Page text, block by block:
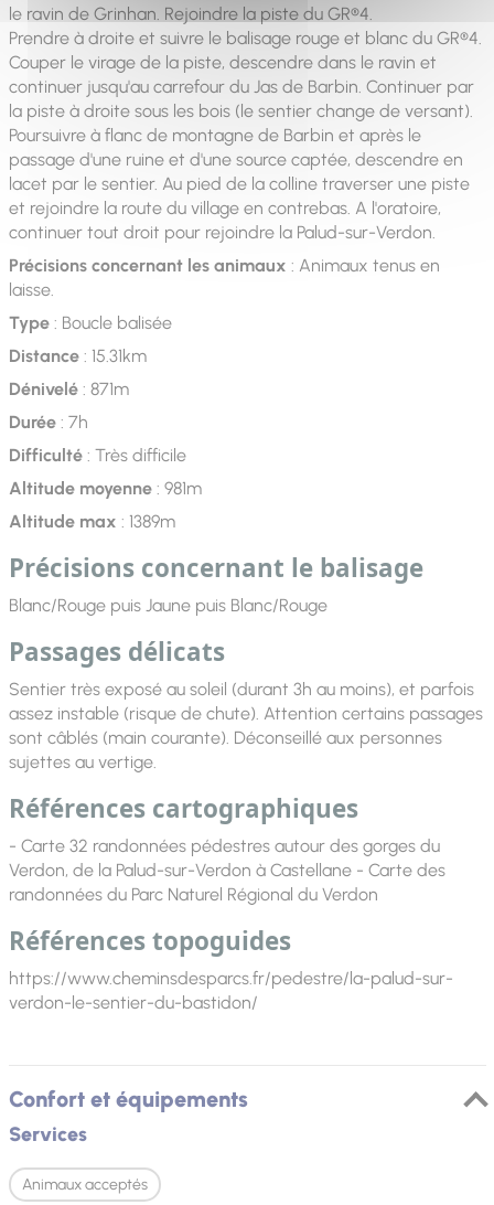
le ravin de Grinhan. Rejoindre la piste du GR®4.
Prendre à droite et suivre le balisage rouge et blanc du GR®4.
Couper le virage de la piste, descendre dans le ravin et
continuer jusqu'au carrefour du Jas de Barbin. Continuer par
la piste à droite sous les bois (le sentier change de versant).
Poursuivre à flanc de montagne de Barbin et après le
passage d'une ruine et d'une source captée, descendre en
lacet par le sentier. Au pied de la colline traverser une piste
et rejoindre la route du village en contrebas. A l'oratoire,
continuer tout droit pour rejoindre la Palud-sur-Verdon.
Précisions concernant les animaux : Animaux tenus en
laisse.
Type: Boucle balisée
Distance: 15.31km
Dénivelé: 871m
Durée: 7h
Difficulté: Très difficile
Altitude moyenne: 981m
Altitude max : 1389m
Précisions concernant le balisage
Blanc/Rouge puis Jaune puis Blanc/Rouge
Passages délicats
Sentier très exposé au soleil (durant 3h au moins), et parfois
assez instable (risque de chute). Attention certains passages
sont câblés (main courante). Déconseillé aux personnes
sujettes au vertige.
Références cartographiques
- Carte 32 randonnées pédestres autour des gorges du
Verdon, de la Palud-sur-Verdon à Castellane - Carte des
randonnées du Parc Naturel Régional du Verdon
Références topoguides
https://www.cheminsdesparcs.fr/pedestre/la-palud-sur-
verdon-le-sentier-du-bastidon/
Confort et équipements
Services
Animaux acceptés